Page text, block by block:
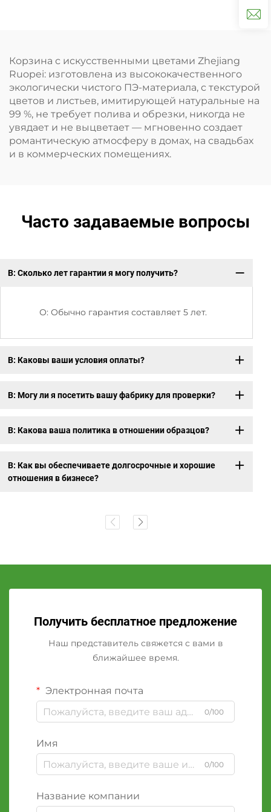
Корзина с искусственными цветами Zhejiang
Ruopei: изготовлена из высококачественного
экологически чистого ПЭ-материала, с текстурой
цветов и листьев, имитирующей натуральные на
99 %, не требует полива и обрезки, никогда не
увядает и не выцветает — мгновенно создает
романтическую атмосферу в домах, на свадьбах
и в коммерческих помещениях.
Часто задаваемые вопросы
В: Сколько лет гарантии я могу получить?
О: Обычно гарантия составляет 5 лет.
В: Каковы ваши условия оплаты?
В: Могу ли я посетить вашу фабрику для проверки?
В: Какова ваша политика в отношении образцов?
В: Как вы обеспечиваете долгосрочные и хорошие
отношения в бизнесе?
Получить бесплатное предложение
Наш представитель свяжется с вами в
ближайшее время.
Электронная почта
0/100
Имя
0/100
Название компании